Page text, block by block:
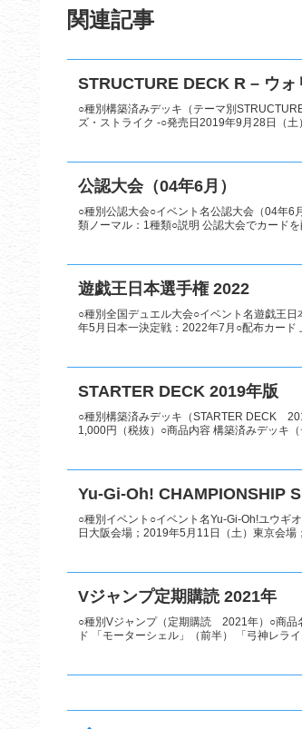
関連記事
STRUCTURE DECK R – ウ
○種別構築済みデッキ（テーマ別
ズ・ストライク -○発売日2019年9月28日（
公認大会（04年6月）
○種別公認大会○イベント名公認大会（04年
類ノーマル：1種類○説明 公認大会でカード
遊戯王日本選手権 2022
○種別全国デュエル大会○イベント名遊戯王
年5月日本一決定戦：2022年7月○配布カード
STARTER DECK 2019年版
○種別構築済みデッキ（STARTER DECK
1,000円（税抜）○商品内容 構築済みデッキ
Yu-Gi-Oh! CHAMPIONSHIP
○種別イベント○イベント名Yu-Gi-Oh!ユウギ
日大阪会場；2019年5月11日（土）東京会場
Vジャンプ定期購読 2021年
○種別Vジャンプ（定期購読 2021年）○商品
ド 「モーターシェル」（前半） 「弓神レラ